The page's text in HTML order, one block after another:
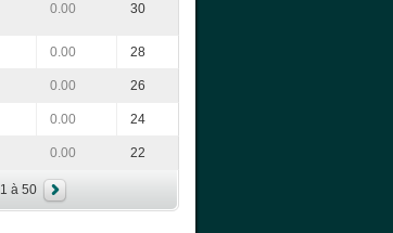
0.00 30
0.00 28
0.00 26
0.00 24
0.00 22
1 à 50